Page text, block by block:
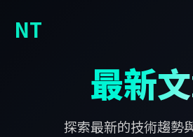
NT
最新
探索最新的技術趨勢